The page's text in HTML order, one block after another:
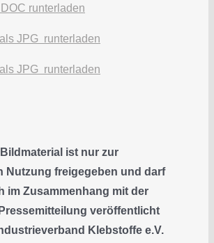
runterladen
JPG runterladen
JPG runterladen
ist nur zur
Nutzung freigegeben und darf
im Zusammenhang mit der
veröffentlicht
Klebstoffe e.V.